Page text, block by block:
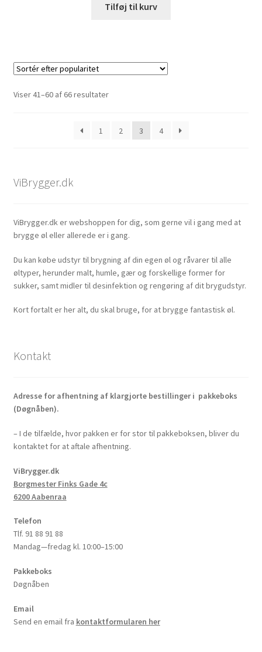
Tilføj til kurv
Viser 41–60 af 66 resultaterSorteret
popularitet
1
2 3 4
ViBrygger.dk
ViBrygger.dk er webshoppen for dig, som gerne vil i gang med at
brygge øl eller allerede er i gang.
Du kan købe udstyr til brygning af din egen øl og råvarer til alle
øltyper, herunder malt, humle, gær og forskellige former for
sukker, samt midler til desinfektion og rengøring af dit brygudstyr.
Kort fortalt er her alt, du skal bruge, for at brygge fantastisk øl.
Kontakt
Adresse for afhentning af klargjorte bestillinger i pakkeboks
(Døgnåben).
– I de tilfælde, hvor pakken er for stor til pakkeboksen, bliver du
kontaktet for at aftale afhentning.
ViBrygger.dk
Borgmester Finks Gade 4c
6200 Aabenraa
Telefon
Tlf. 91 88 91 88
Mandag—fredag kl. 10:00–15:00
Pakkeboks
Døgnåben
Email
Send en email fra kontaktformularen her